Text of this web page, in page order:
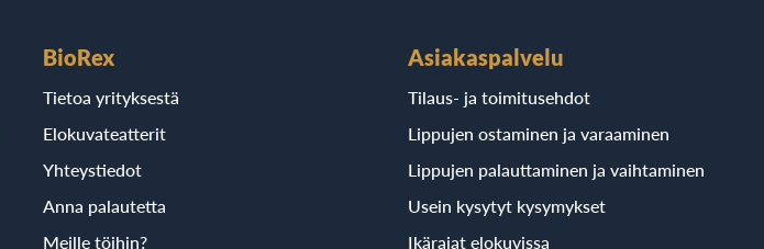
BioRex
Tietoa yrityksestä
Elokuvateatterit
Yhteystiedot
Anna palautetta
Meille töihin?
Asiakaspalvelu
Tilaus- ja toimitusehdot
Lippujen ostaminen ja varaaminen
Lippujen palauttaminen ja vaihtaminen
Usein kysytyt kysymykset
Ikärajat elokuvissa